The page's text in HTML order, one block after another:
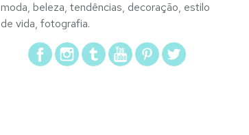
moda, beleza, tendências, decoração, estilo
de vida, fotografia.